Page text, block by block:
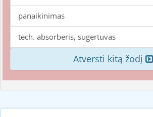
panaikinimas
tech. absorberis, sugertuvas
Atversti kitą žodį